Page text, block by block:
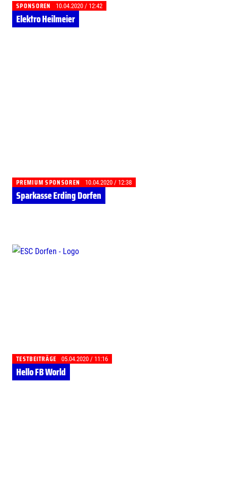
SPONSOREN 10.04.2020 / 12:42
Elektro Heilmeier
PREMIUM SPONSOREN 10.04.2020 / 12:38
Sparkasse Erding Dorfen
TESTBEITRÄGE 05.04.2020 / 11:16
Hello FB World